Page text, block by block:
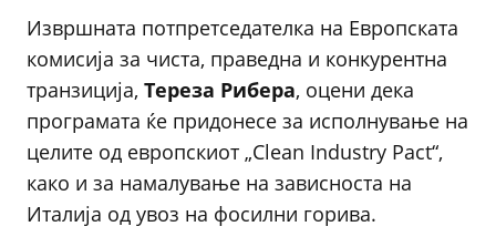
Извршната потпретседателка на Европската
комисија за чиста, праведна и конкурентна
транзиција, Тереза Рибера, оцени дека
програмата ќе придонесе за исполнување на
целите од европскиот „Clean Industry Pact“,
како и за намалување на зависноста на
Италија од увоз на фосилни горива.